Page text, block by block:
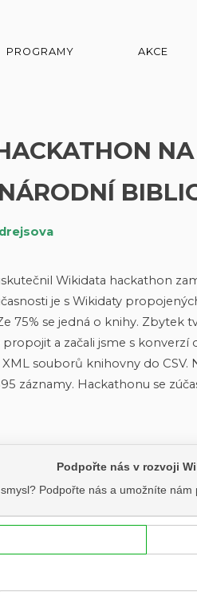
PROGRAMY AKCE
NÁRODNÍ
Wikidata hackathon
je s Wikidaty
75% se jedná o knihy. Zbytek
a začali jsme s
souborů knihovny do CSV.
záznamy. Hackathonu se